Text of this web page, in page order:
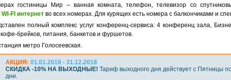
гостиницы Мир – ванная комната, телефон, телевизор со
FI интернетво всех номерах. Для курящих есть номера с балкончиками и
полный комплекс услуг конференц-сервиса: 4 конференц зала,
брейков, питания, банкетов и фуршетов.
метро Голосеевская.
АКЦИЯ: 01.01.2018 - 31.12.2018
СКИДКА -10% НА ВЫХОДНЫЕ! Тариф выходного дня действует с Пятницы
дни.